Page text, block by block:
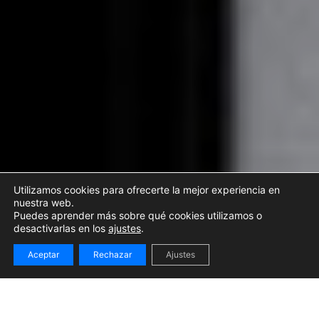
Utilizamos cookies para ofrecerte la mejor experiencia en
nuestra web.
Puedes aprender más sobre qué cookies utilizamos o
desactivarlas en los ajustes.
Aceptar Rechazar Ajustes